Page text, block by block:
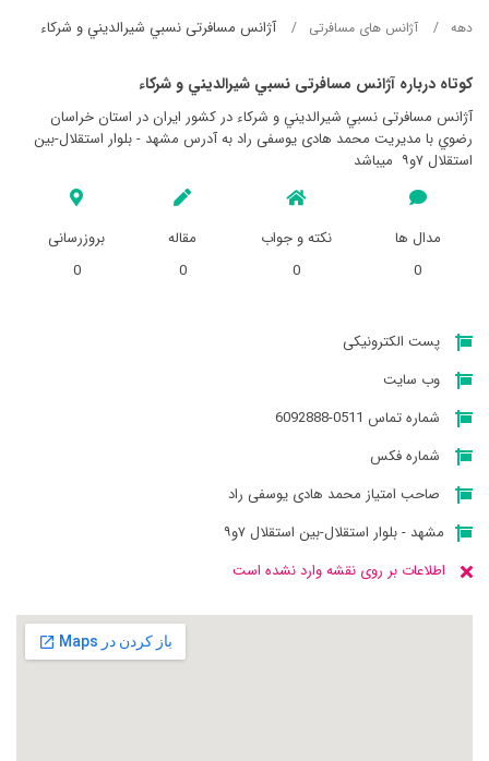
دهه آژانس های مسافرتی آژانس مسافرتی نسبي شيرالديني و شركاء
کوتاه درباره آژانس مسافرتی نسبي شيرالديني و شركاء
آژانس مسافرتی نسبي شيرالديني و شركاء در کشور ایران در استان خراسان
رضوي با مدیریت محمد هادی یوسفی راد به آدرس مشهد - بلوار استقلال-بین
استقلال ۷و۹ ‍ میباشد
مدال ها
0
نکته و جواب
0
مقاله
0
بروزرسانی
0
پست الکترونیکی
وب سایت
شماره تماس 0511-6092888
شماره فکس
صاحب امتیاز محمد هادی یوسفی راد
مشهد - بلوار استقلال-بین استقلال ۷و۹ ‍
اطلاعات بر روی نقشه وارد نشده است